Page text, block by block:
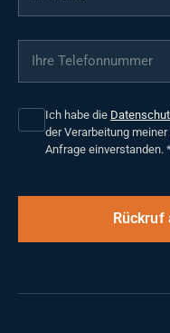
Ihre Telefonnummer
Ich habe die
der Verarbeitung
Anfrage einverstanden.
Rückruf